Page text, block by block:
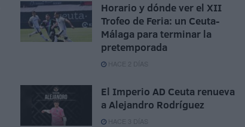
Horario y dónde ver el XII
Trofeo de Feria: un Ceuta-
Málaga para terminar la
pretemporada
HACE 2 DÍAS
El Imperio AD Ceuta renueva
a Alejandro Rodríguez
HACE 3 DÍAS